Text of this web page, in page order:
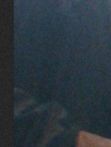
Nos propositions
Historique